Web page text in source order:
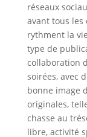
réseaux
avant tous les
rythment la
type de
collaboration
soirées, avec
bonne image
originales,
chasse au
libre, activité